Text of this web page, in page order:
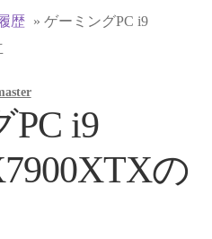
歴 » ゲーミングPC i9
PC i9
の